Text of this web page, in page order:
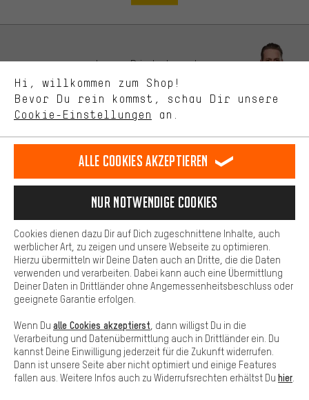
Lass Dich beraten
Terminbuchung
Kontaktformular
Unsere Datenschutzerklärung
Sprache"
Deutsch english español français
VERTRAG WIDERRUFEN Aachener Community Affiliateprogramm
Impressum Datenschutz Allgemeine Geschäftsbedingungen
Cookie-Einstellungen Kontrast ändern
Alle Preise verstehen sich in Euro und exkl. MwSt zuzüglich
Versandkosten für Lieferung nachUSA.
Hi, willkommen zum Shop!
Bevor Du rein kommst, schau Dir unsere
Cookie-Einstellungen an.
besser zu erkennen und Dir relevante Produkte und Tipps zu
Uns interessiert, was Du in unserem Shop suchst und brauchst.
selbst Einfluss auf die Verbesserung unserer Webseite und
unseres Shop-Angebots.
Dein Shopping-Erlebnis wird komfortabler. Mit Komfort-Cookies
stellen wir Verknüpfungen zu Social Media Plattformen her. So
können wir dir weitere nützliche Inhalte und Informationen zur
Verfügung stellen. Zudem hast du die Möglichkeit zusätzliche
Services zu nutzen, die es dir erleichtern die richtigen Produkte zu
finden. Beispielsweise bieten wir eine Chat-Funktion an, damit
Fragen schnell und unkompliziert beantwortet werden können.
Basis
Basis-Cookies gewährleisten, dass Du unsere Webseite
grundsätzlich nutzen kannst.
Alle Cookies akzeptieren
Nur Notwendige Cookies
Cookies dienen dazu Dir auf Dich zugeschnittene Inhalte, auch
werblicher Art, zu zeigen und unsere Webseite zu optimieren.
Hierzu übermitteln wir Deine Daten auch an Dritte, die die Daten
verwenden und verarbeiten. Dabei kann auch eine Übermittlung
Deiner Daten in Drittländer ohne Angemessenheitsbeschluss oder
geeignete Garantie erfolgen.
Wenn Du alle Cookies akzeptierst , dann willigst Du in die
Verarbeitung und Datenübermittlung auch in Drittländer ein. Du
kannst Deine Einwilligung jederzeit für die Zukunft widerrufen.
Dann ist unsere Seite aber nicht optimiert und einige Features
fallen aus. Weitere Infos auch zu Widerrufsrechten erhältst Du hier